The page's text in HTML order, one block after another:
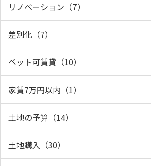
リノベーション（7）
差別化（7）
ペット可賃貸（10）
家賃7万円以内（1）
土地の予算（14）
土地購入（30）